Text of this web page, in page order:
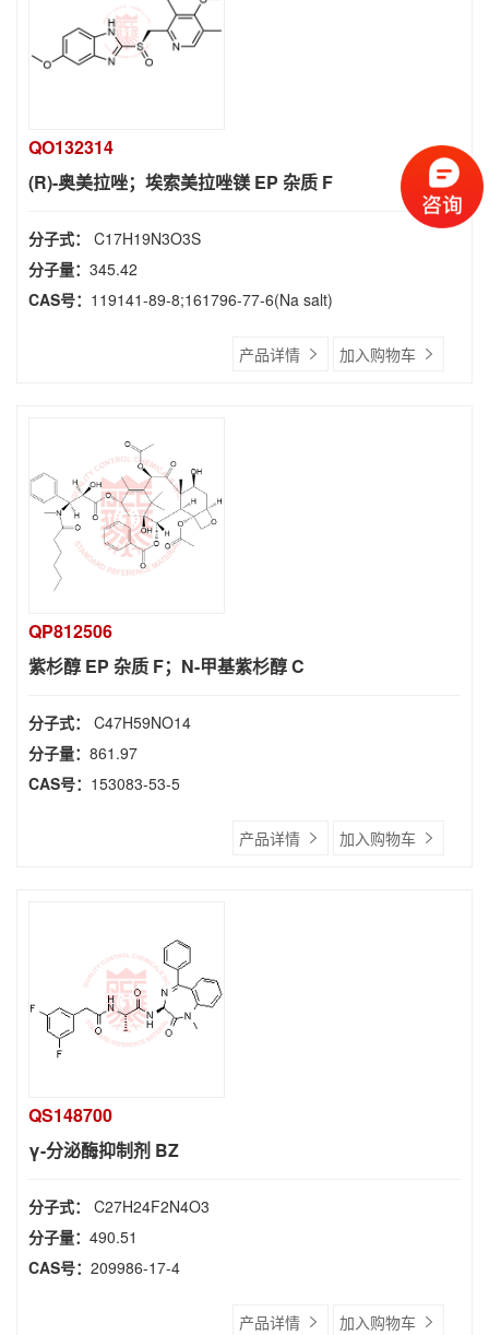
QO132314
(R)-奥美拉唑；埃索美拉唑镁 EP 杂质 F
分子式： C17H19N3O3S
分子量： 345.42
CAS号： 119141-89-8;161796-77-6(Na salt)
产品详情 加入购物车
QP812506
紫杉醇 EP 杂质 F；N-甲基紫杉醇 C
分子式： C47H59NO14
分子量： 861.97
CAS号： 153083-53-5
产品详情 加入购物车
QS148700
γ-分泌酶抑制剂 BZ
分子式： C27H24F2N4O3
分子量： 490.51
CAS号： 209986-17-4
产品详情 加入购物车